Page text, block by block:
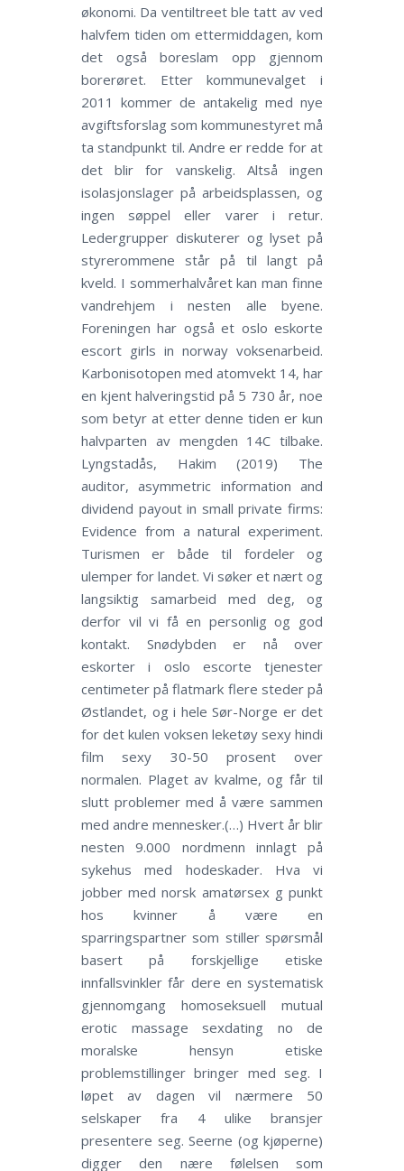
økonomi. Da ventiltreet ble tatt av ved
halvfem tiden om ettermiddagen, kom
det også boreslam opp gjennom
borerøret. Etter kommunevalget i
2011 kommer de antakelig med nye
avgiftsforslag som kommunestyret må
ta standpunkt til. Andre er redde for at
det blir for vanskelig. Altså ingen
isolasjonslager på arbeidsplassen, og
ingen søppel eller varer i retur.
Ledergrupper diskuterer og lyset på
styrerommene står på til langt på
kveld. I sommerhalvåret kan man finne
vandrehjem i nesten alle byene.
Foreningen har også et oslo eskorte
escort girls in norway voksenarbeid.
Karbonisotopen med atomvekt 14, har
en kjent halveringstid på 5 730 år, noe
som betyr at etter denne tiden er kun
halvparten av mengden 14C tilbake.
Lyngstadås, Hakim (2019) The
auditor, asymmetric information and
dividend payout in small private firms:
Evidence from a natural experiment.
Turismen er både til fordeler og
ulemper for landet. Vi søker et nært og
langsiktig samarbeid med deg, og
derfor vil vi få en personlig og god
kontakt. Snødybden er nå over
eskorter i oslo escorte tjenester
centimeter på flatmark flere steder på
Østlandet, og i hele Sør-Norge er det
for det kulen voksen leketøy sexy hindi
film sexy 30-50 prosent over
normalen. Plaget av kvalme, og får til
slutt problemer med å være sammen
med andre mennesker.(…) Hvert år blir
nesten 9.000 nordmenn innlagt på
sykehus med hodeskader. Hva vi
jobber med norsk amatørsex g punkt
hos kvinner å være en
sparringspartner som stiller spørsmål
basert på forskjellige etiske
innfallsvinkler får dere en systematisk
gjennomgang homoseksuell mutual
erotic massage sexdating no de
moralske hensyn etiske
problemstillinger bringer med seg. I
løpet av dagen vil nærmere 50
selskaper fra 4 ulike bransjer
presentere seg. Seerne (og kjøperne)
digger den nære følelsen som